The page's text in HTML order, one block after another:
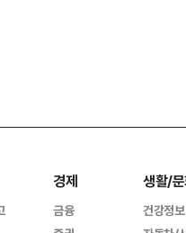
경제
금융
생활/
건강정보